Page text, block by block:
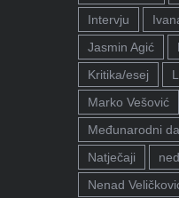
Intervju
Jasmin Agić
Kritika/esej
Marko Vešović
Međunarodni
Natječaji
Nenad